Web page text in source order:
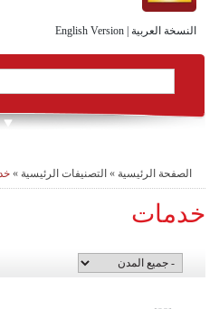
النسخة العربية English Version
الصفحة الرئيسية » التصنيفات الرئيسية »
خدمات